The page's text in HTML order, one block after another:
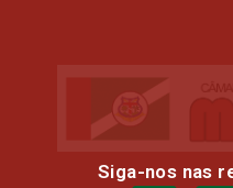
Siga-nos nas